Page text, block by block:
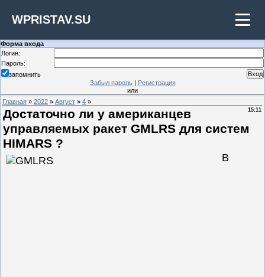
WPRISTAV.SU
Форма входа
Логин:
Пароль:
запомнить
Забыл пароль| Регистрация
или
Главная » 2022 » Август » 4 »
15:11
Достаточно ли у американцев
управляемых ракет GMLRS для систем
HIMARS ?
В